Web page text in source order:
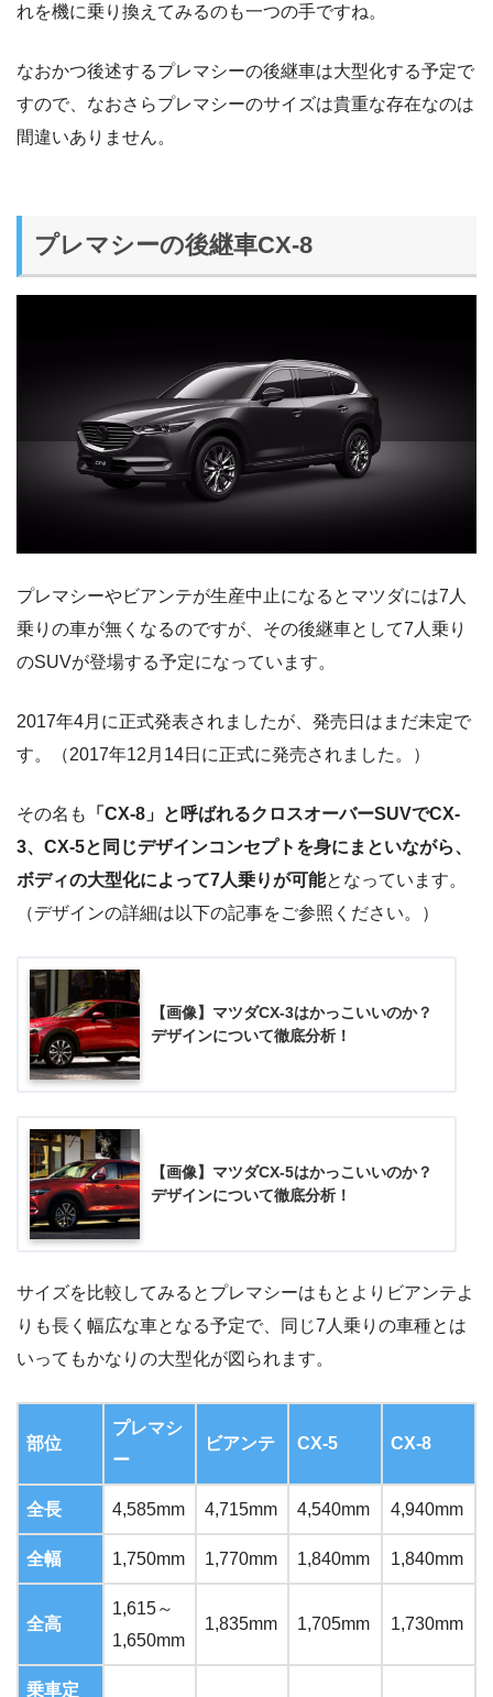
れを機に乗り換えてみるのも一つの手ですね。
なおかつ後述するプレマシーの後継車は大型化する予定で
すので、なおさらプレマシーのサイズは貴重な存在なのは
間違いありません。
プレマシーの後継車CX-8
プレマシーやビアンテが生産中止になるとマツダには7人
乗りの車が無くなるのですが、その後継車として7人乗り
のSUVが登場する予定になっています。
2017年4月に正式発表されましたが、発売日はまだ未定で
す。（2017年12月14日に正式に発売されました。）
その名も
「CX-8」と呼ばれるクロスオーバーSUVでCX-
3、CX-5と同じデザインコンセプトを身にまといながら、
ボディの大型化によって7人乗りが可能となっています。
（デザインの詳細は以下の記事をご参照ください。）
【画像】マツダCX-3はかっこいいのか？
デザインについて徹底分析！
【画像】マツダCX-5はかっこいいのか？
デザインについて徹底分析！
サイズを比較してみるとプレマシーはもとよりビアンテよ
りも長く幅広な車となる予定で、同じ7人乗りの車種とは
いってもかなりの大型化が図られます。
部位
プレマシ
ー
ビアンテ CX-5 CX-8
全長 4,585mm 4,715mm 4,540mm 4,940mm
全幅 1,750mm 1,770mm 1,840mm 1,840mm
全高
1,615～
1,650mm
1,835mm 1,705mm 1,730mm
乗車定